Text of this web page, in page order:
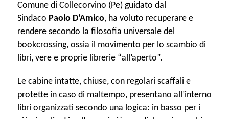
Comune di Collecorvino (Pe) guidato dal
Sindaco Paolo D’Amico, ha voluto recuperare e
rendere secondo la filosofia universale del
bookcrossing, ossia il movimento per lo scambio di
libri, vere e proprie librerie “all’aperto”.
Le cabine intatte, chiuse, con regolari scaffali e
protette in caso di maltempo, presentano all’interno
libri organizzati secondo una logica: in basso per i